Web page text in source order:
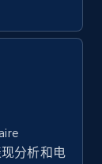
by
分析和电